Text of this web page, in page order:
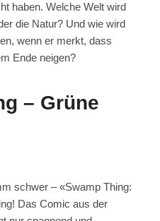
haben. Welche Welt wird
die Natur? Und wie wird
wenn er merkt, dass
Ende neigen?
– Grüne
schwer – «Swamp Thing:
Das Comic aus der